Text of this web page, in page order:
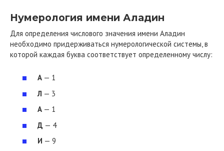
Нумерология имени Аладин
Для определения числового значения имени Аладин
необходимо придерживаться нумерологической системы, в
которой каждая буква соответствует определенному числу:
А — 1
Л — 3
А — 1
Д — 4
И — 9